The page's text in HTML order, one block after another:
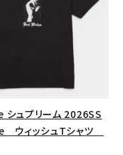
ショルダー・ウエストバッグ
ュプリーム 2026SS
ウィッシュTシャツ